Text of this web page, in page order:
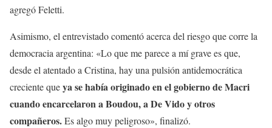
agregó Feletti.
Asimismo, el entrevistado comentó acerca del riesgo que corre la
democracia argentina: «Lo que me parece a mí grave es que,
desde el atentado a Cristina, hay una pulsión antidemocrática
creciente queya se había originado en el gobierno de Macri
cuando encarcelaron a Boudou, a De Vido y otros
compañeros.Es algo muy peligroso», finalizó.